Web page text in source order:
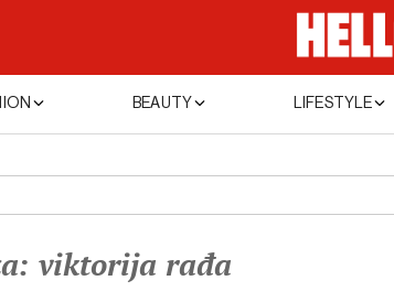
BEAUTY LIFESTYLE
viktorija rađa